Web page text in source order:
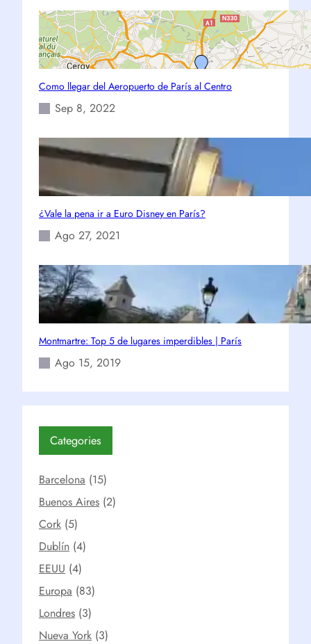
Como llegar del Aeropuerto de París al Centro
Sep 8, 2022
¿Vale la pena ir a Euro Disney en París?
Ago 27, 2021
Montmartre: Top 5 de lugares imperdibles | París
Ago 15, 2019
Categories
Barcelona (15)
Buenos Aires (2)
Cork (5)
Dublín (4)
EEUU (4)
Europa (83)
Londres (3)
Nueva York (3)